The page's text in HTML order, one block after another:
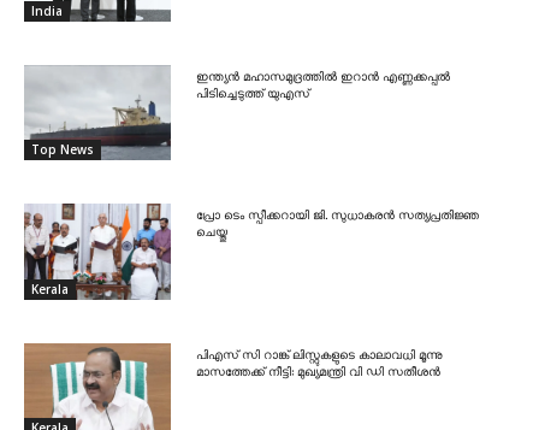
India
Top News
ഇന്ത്യൻ മഹാസമുദ്രത്തിൽ ഇറാൻ എണ്ണക്കപ്പൽ
പിടിച്ചെടുത്ത് യുഎസ്
Kerala
പ്രോ ടെം സ്പീക്കറായി ജി. സുധാകരൻ സത്യപ്രതിജ്ഞ
ചെയ്തു
പിഎസ് സി റാങ്ക് ലിസ്റ്റുകളുടെ കാലാവധി മൂന്നു
മാസത്തേക്ക് നീട്ടി: മുഖ്യമന്ത്രി വി ഡി സതീശൻ